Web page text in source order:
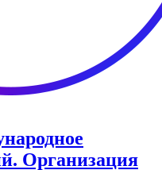
Организация